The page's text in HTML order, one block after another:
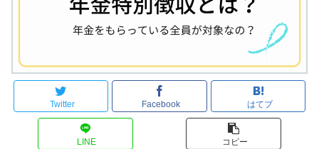
Twitter Facebook はてブ
LINE コピー